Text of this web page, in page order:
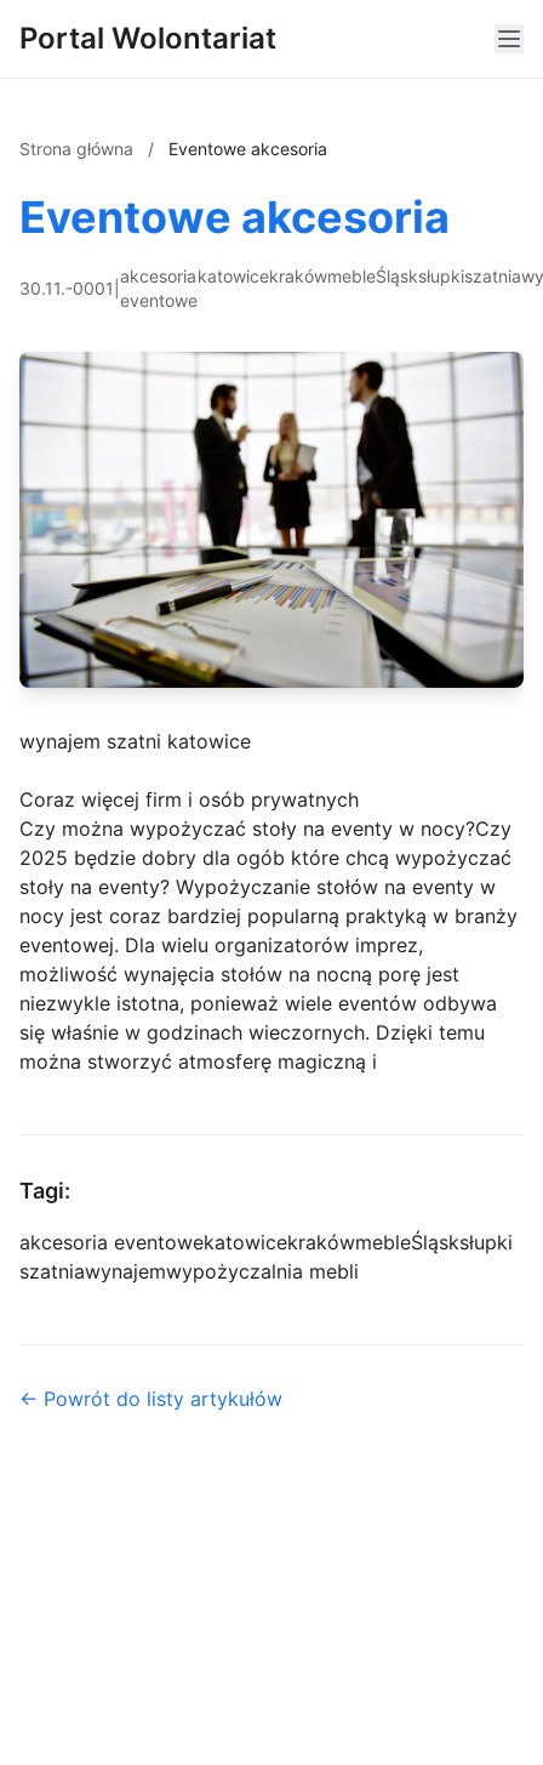
Portal Wolontariat
Strona główna / Eventowe akcesoria
Eventowe akcesoria
30.11.-0001
akcesoria
eventowe
katowicekrakówmebleŚląsksłupkiszatnia
wynajem szatni katowice
Coraz więcej firm i osób prywatnych
Czy można wypożyczać stoły na eventy w nocy?Czy
2025 będzie dobry dla ogób które chcą wypożyczać
stoły na eventy? Wypożyczanie stołów na eventy w
nocy jest coraz bardziej popularną praktyką w branży
eventowej. Dla wielu organizatorów imprez,
możliwość wynajęcia stołów na nocną porę jest
niezwykle istotna, ponieważ wiele eventów odbywa
się właśnie w godzinach wieczornych. Dzięki temu
można stworzyć atmosferę magiczną i
Tagi:
akcesoria eventowekatowicekrakówmebleŚląsksłupki
szatniawynajemwypożyczalnia mebli
← Powrót do listy artykułów